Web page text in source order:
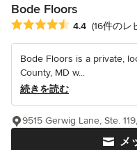
Bode Floors
平均評価：5つ星中 星4.4
4.4 (16件のレ
Bode Floors is a private,
County, MD w...
続きを読む
メ
9515 Gerwig Lane, Ste.